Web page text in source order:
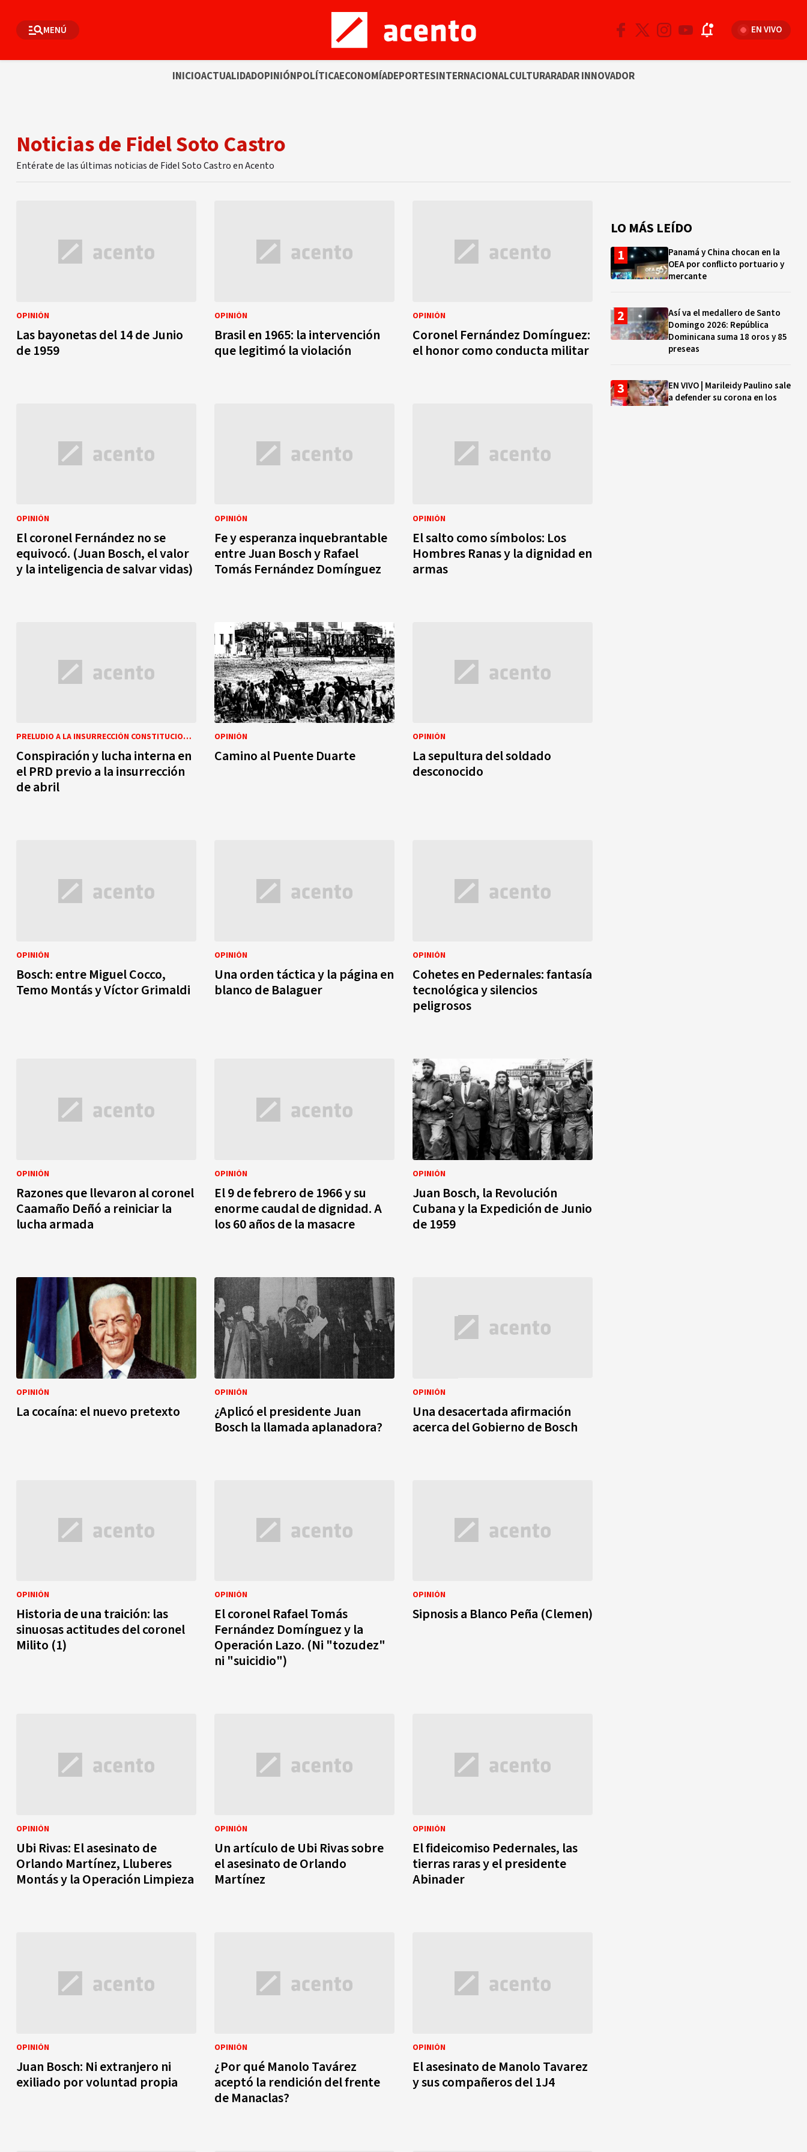
MENÚ EN VIVO
INICIOACTUALIDADOPINIÓNPOLÍTICAECONOMÍADEPORTESINTERNACIONALCULTURARADAR INNOVADOR
Noticias de Fidel Soto Castro
Entérate de las últimas noticias de Fidel Soto Castro en Acento
OPINIÓN
Las bayonetas del 14 de Junio
de 1959
OPINIÓN
Brasil en 1965: la intervención
que legitimó la violación
OPINIÓN
Coronel Fernández Domínguez:
el honor como conducta militar
OPINIÓN
El coronel Fernández no se
equivocó. (Juan Bosch, el valor
y la inteligencia de salvar vidas)
OPINIÓN
Fe y esperanza inquebrantable
entre Juan Bosch y Rafael
Tomás Fernández Domínguez
OPINIÓN
El salto como símbolos: Los
Hombres Ranas y la dignidad en
armas
PRELUDIO A LA INSURRECCIÓN CONSTITUCIONALISTA
Conspiración y lucha interna en
el PRD previo a la insurrección
de abril
OPINIÓN
Camino al Puente Duarte
OPINIÓN
La sepultura del soldado
desconocido
OPINIÓN
Bosch: entre Miguel Cocco,
Temo Montás y Víctor Grimaldi
OPINIÓN
Una orden táctica y la página en
blanco de Balaguer
OPINIÓN
Cohetes en Pedernales: fantasía
tecnológica y silencios
peligrosos
OPINIÓN
Razones que llevaron al coronel
Caamaño Deñó a reiniciar la
lucha armada
OPINIÓN
El 9 de febrero de 1966 y su
enorme caudal de dignidad. A
los 60 años de la masacre
OPINIÓN
Juan Bosch, la Revolución
Cubana y la Expedición de Junio
de 1959
OPINIÓN
La cocaína: el nuevo pretexto
OPINIÓN
¿Aplicó el presidente Juan
Bosch la llamada aplanadora?
OPINIÓN
Una desacertada afirmación
acerca del Gobierno de Bosch
OPINIÓN
Historia de una traición: las
sinuosas actitudes del coronel
Milito (1)
OPINIÓN
El coronel Rafael Tomás
Fernández Domínguez y la
Operación Lazo. (Ni "tozudez"
ni "suicidio")
OPINIÓN
Sipnosis a Blanco Peña (Clemen)
OPINIÓN
Ubi Rivas: El asesinato de
Orlando Martínez, Lluberes
Montás y la Operación Limpieza
OPINIÓN
Un artículo de Ubi Rivas sobre
el asesinato de Orlando
Martínez
OPINIÓN
El fideicomiso Pedernales, las
tierras raras y el presidente
Abinader
OPINIÓN
Juan Bosch: Ni extranjero ni
exiliado por voluntad propia
OPINIÓN
¿Por qué Manolo Tavárez
aceptó la rendición del frente
de Manaclas?
OPINIÓN
El asesinato de Manolo Tavarez
y sus compañeros del 1J4
LO MÁS LEÍDO
Panamá y China chocan en la
OEA por conflicto portuario y
mercante
Así va el medallero de Santo
Domingo 2026: República
Dominicana suma 18 oros y 85
preseas
EN VIVO | Marileidy Paulino sale
a defender su corona en los